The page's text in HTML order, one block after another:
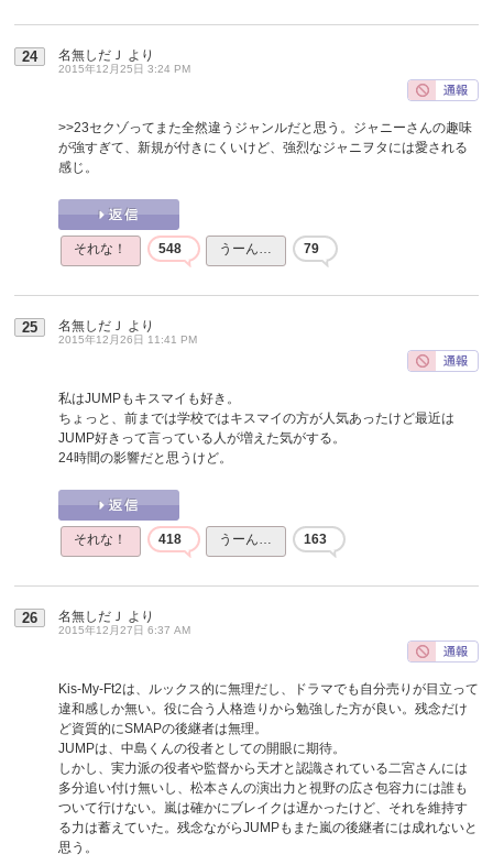
24 名無しだＪ より
2015年12月25日 3:24 PM
>>23セクゾってまた全然違うジャンルだと思う。ジャニーさんの趣味
が強すぎて、新規が付きにくいけど、強烈なジャニヲタには愛される
感じ。
それな！ 548 うーん… 79
25 名無しだＪ より
2015年12月26日 11:41 PM
私はJUMPもキスマイも好き。
ちょっと、前までは学校ではキスマイの方が人気あったけど最近は
JUMP好きって言っている人が増えた気がする。
24時間の影響だと思うけど。
それな！ 418 うーん… 163
26 名無しだＪ より
2015年12月27日 6:37 AM
Kis-My-Ft2は、ルックス的に無理だし、ドラマでも自分売りが目立って
違和感しか無い。役に合う人格造りから勉強した方が良い。残念だけ
ど資質的にSMAPの後継者は無理。
JUMPは、中島くんの役者としての開眼に期待。
しかし、実力派の役者や監督から天才と認識されている二宮さんには
多分追い付け無いし、松本さんの演出力と視野の広さ包容力には誰も
ついて行けない。嵐は確かにブレイクは遅かったけど、それを維持す
る力は蓄えていた。残念ながらJUMPもまた嵐の後継者には成れないと
思う。